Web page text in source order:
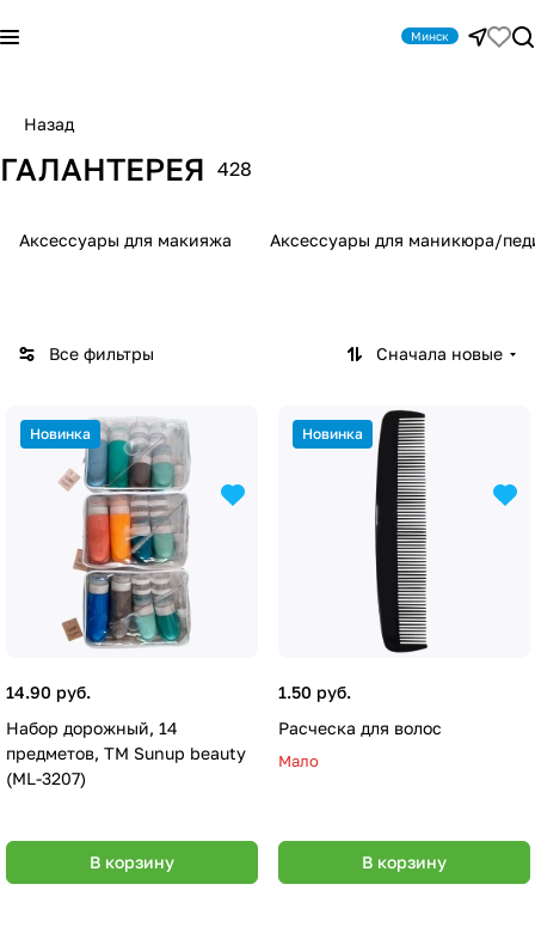
Минск
Назад
ГАЛАНТЕРЕЯ 428
Аксессуары для макияжа Аксессуары для маникюра/
Все фильтры Сначала новые
Новинка
14.90 руб.
Набор дорожный, 14
предметов, ТМ Sunup beauty
(ML-3207)
В корзину
Новинка
1.50 руб.
Расческа для волос
Мало
В корзину